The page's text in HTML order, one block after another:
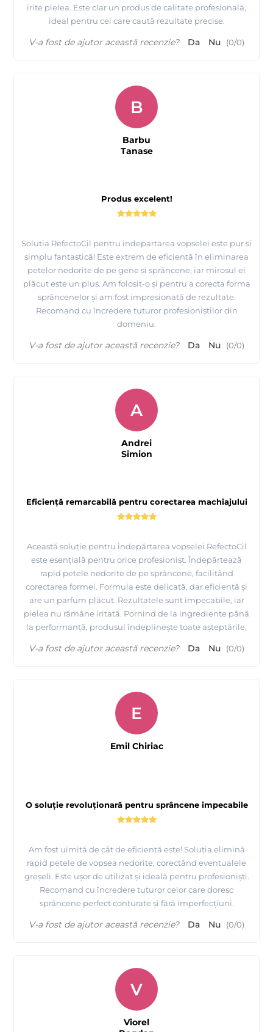
Vopsirea Genelor cu RefectoCil - Intense - Brow[n]s !
nuanțare folosind Demachiantul micelar pentru ochi RefectoCil.
de silicon RefectoCil sau
RefectoCil pentru a proteja pielea împotriva petelor de
3. Aplicați Crema de protecție a pielii RefectoCil și masca pentru ochi
irite pielea. Este clar un produs de calitate profesională,
ideal pentru cei care caută rezultate precise.
V-a fost de ajutor această recenzie? Da Nu (0/0)
Produs excelent!
Solutia RefectoCil pentru indepartarea vopselei este pur si
simplu fantastică! Este extrem de eficientă în eliminarea
petelor nedorite de pe gene și sprâncene, iar mirosul ei
plăcut este un plus. Am folosit-o și pentru a corecta forma
sprâncenelor și am fost impresionată de rezultate.
Recomand cu încredere tuturor profesioniștilor din
domeniu.
B
Barbu
Tanase
V-a fost de ajutor această recenzie? Da Nu (0/0)
Eficiență remarcabilă pentru corectarea machiajului
Această soluție pentru îndepărtarea vopselei RefectoCil
este esențială pentru orice profesionist. Îndepărtează
rapid petele nedorite de pe sprâncene, facilitând
corectarea formei. Formula este delicată, dar eficientă și
are un parfum plăcut. Rezultatele sunt impecabile, iar
pielea nu rămâne iritată. Pornind de la ingrediente până
la performanță, produsul îndeplinește toate așteptările.
A
Andrei
Simion
V-a fost de ajutor această recenzie? Da Nu (0/0)
O soluție revoluționară pentru sprâncene impecabile
Am fost uimită de cât de eficientă este! Soluția elimină
rapid petele de vopsea nedorite, corectând eventualele
greșeli. Este ușor de utilizat și ideală pentru profesioniști.
Recomand cu încredere tuturor celor care doresc
sprâncene perfect conturate și fără imperfecțiuni.
E
Emil Chiriac
V-a fost de ajutor această recenzie? Da Nu (0/0)
V
Viorel